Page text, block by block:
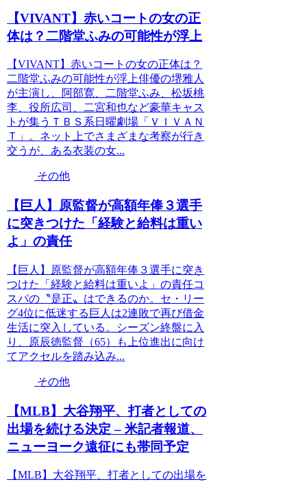
【VIVANT】赤いコートの女の正
体は？二階堂ふみの可能性が浮上
【VIVANT】赤いコートの女の正体は？
二階堂ふみの可能性が浮上俳優の堺雅人
が主演し、阿部寛、二階堂ふみ、松坂桃
李、役所広司、二宮和也など豪華キャス
トが集うＴＢＳ系日曜劇場「ＶＩＶＡＮ
Ｔ」。ネット上でさまざまな考察が行き
交うが、ある衣装の女...
その他
【巨人】原監督が高額年俸３選手
に突きつけた「経験と給料は重い
よ」の責任
【巨人】原監督が高額年俸３選手に突き
つけた「経験と給料は重いよ」の責任コ
スパの〝是正〟はできるのか。セ・リー
グ4位に低迷する巨人は2連敗で再び借金
生活に突入している。シーズン終盤に入
り、原辰徳監督（65）も上位進出に向け
てアクセルを踏み込み...
その他
【MLB】大谷翔平、打者としての
出場を続ける決定 – 米記者報道、
ニューヨーク遠征にも帯同予定
【MLB】大谷翔平、打者としての出場を